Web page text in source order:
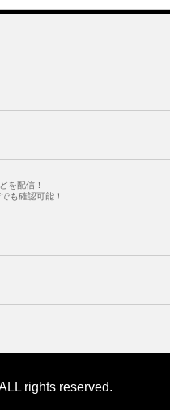
を配信！
も確認可能！
rights reserved.